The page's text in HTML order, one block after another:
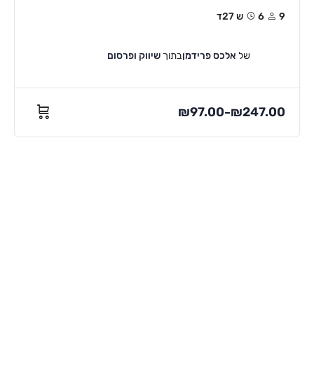
9 6ש 27ד
של אלכס פרידמןבתוך שיווק ופרסום
₪97.00–₪247.00